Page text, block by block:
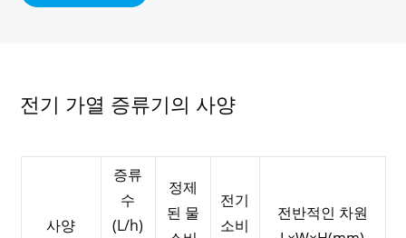
전기 가열 증류기의 사양
사양
증류
수
(L/h)
정제
된 물
전기
소비
전반적인 차원